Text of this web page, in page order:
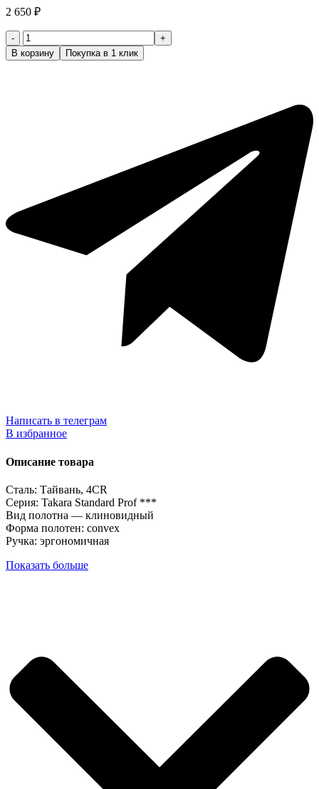
2 650 ₽
Количество
товара
Ножницы
В корзину Покупка в 1 клик
Написать в телеграм
В избранное
Описание товара
Сталь: Тайвань, 4CR
Серия: Takara Standard Prof ***
Вид полотна — клиновидный
Форма полотен: convex
Ручка: эргономичная
Показать больше